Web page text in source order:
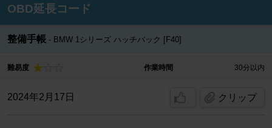
OBD延長コード
整備手帳 BMW 1シリーズ ハッチバック [F40]
難易度 作業時間 30分以内
2024年2月17日 クリップ